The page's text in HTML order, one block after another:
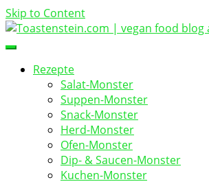
Skip to Content
Toastenstein.com
vegan food blog
Rezepte
Salat-Monster
Suppen-Monster
Snack-Monster
Herd-Monster
Ofen-Monster
Dip- & Saucen-Monster
Kuchen-Monster